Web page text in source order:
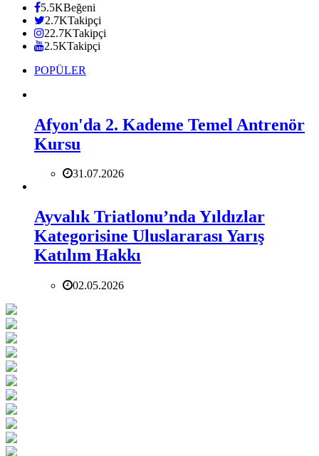
5.5KBeğeni
2.7KTakipçi
22.7KTakipçi
2.5KTakipçi
POPÜLER
Afyon'da 2. Kademe Temel Antrenör
Kursu
31.07.2026
Ayvalık Triatlonu’nda Yıldızlar
Kategorisine Uluslararası Yarış
Katılım Hakkı
02.05.2026